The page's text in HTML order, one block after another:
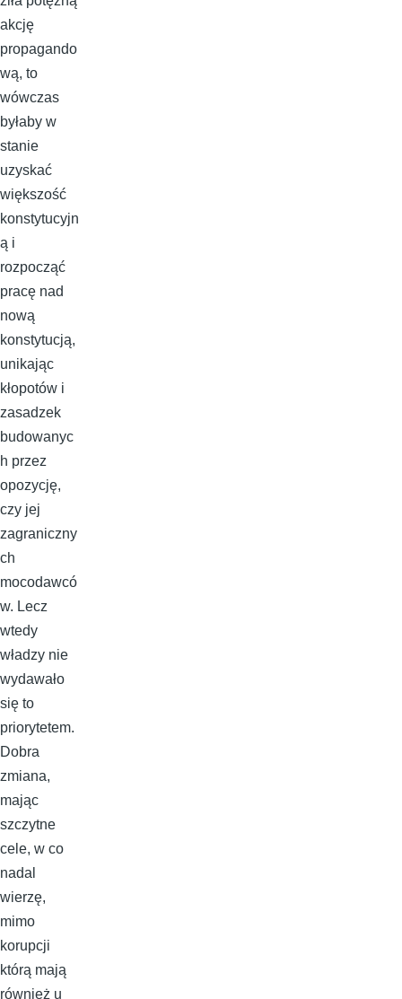
akcję
propagando
wą, to
wówczas
byłaby w
stanie
uzyskać
większość
konstytucyjn
ą i
rozpocząć
pracę nad
nową
konstytucją,
unikając
kłopotów i
zasadzek
budowanyc
h przez
opozycję,
czy jej
zagraniczny
ch
mocodawcó
w. Lecz
wtedy
władzy nie
wydawało
się to
priorytetem.
Dobra
zmiana,
mając
szczytne
cele, w co
nadal
wierzę,
mimo
korupcji
którą mają
również u